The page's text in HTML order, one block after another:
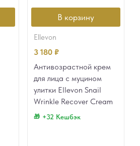
В корзину
ellevon
3 180 ₽
Антивозрастной крем
для лица с муцином
улитки Ellevon Snail
Wrinkle Recover Cream
+32 Кешбэк